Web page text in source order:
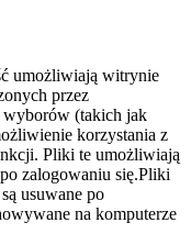
umożliwiają witrynie
przez
(takich jak
korzystania z
Pliki te umożliwiają
zalogowaniu się.Pliki
usuwane po
na komputerze